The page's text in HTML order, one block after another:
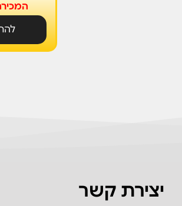
יצירת קשר